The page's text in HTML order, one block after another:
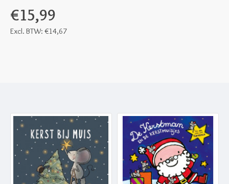
€15,99
Excl. BTW: €14,67